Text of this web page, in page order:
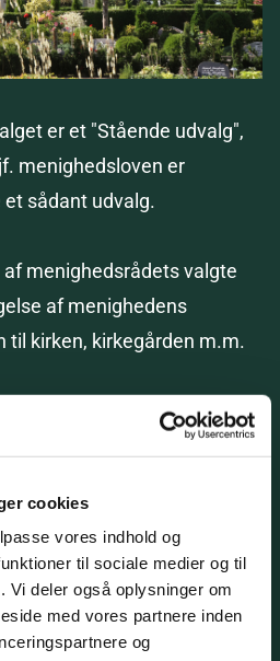
cookies
vores indhold og
til sociale medier og til
Vi deler også oplysninger om
med vores partnere inden
og
er et "Stående udvalg",
menighedsloven er
sådant udvalg.
menighedsrådets valgte
af menighedens
til kirken, kirkegården m.m.
til at udtale sig om alle
tilsynsmyndigheder.
daglige tilsyn med kirkens
sognegården,